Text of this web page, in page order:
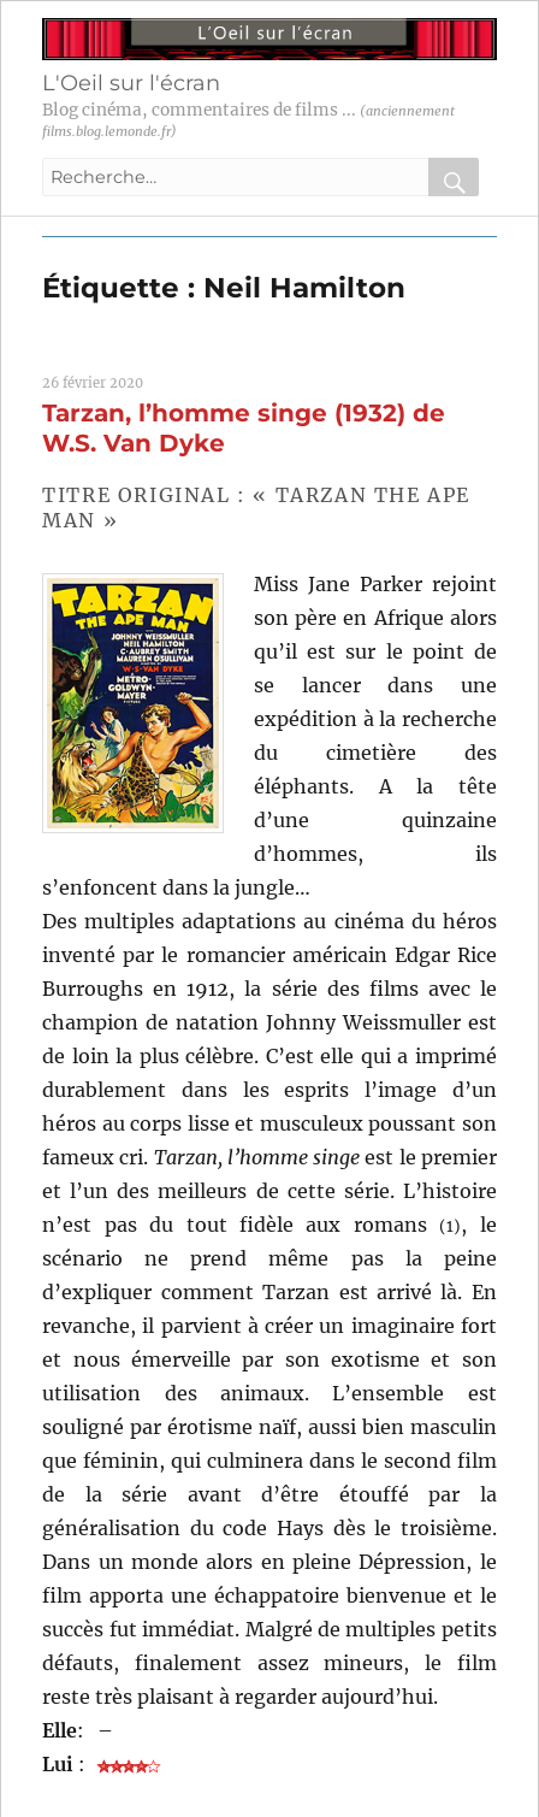
L'Oeil sur l'écran
Blog cinéma, commentaires de films ... (anciennement
films.blog.lemonde.fr)
Recherche
:
OK
Étiquette : Neil Hamilton
26 février 2020
Tarzan, l’homme singe (1932) de
W.S. Van Dyke
TITRE ORIGINAL : « TARZAN THE APE
MAN »
Miss Jane Parker rejoint
son père en Afrique alors
qu’il est sur le point de
se lancer dans une
expédition à la recherche
du cimetière des
éléphants. A la tête
d’une quinzaine
d’hommes, ils
s’enfoncent dans la jungle…
Des multiples adaptations au cinéma du héros
inventé par le romancier américain Edgar Rice
Burroughs en 1912, la série des films avec le
champion de natation Johnny Weissmuller est
de loin la plus célèbre. C’est elle qui a imprimé
durablement dans les esprits l’image d’un
héros au corps lisse et musculeux poussant son
fameux cri. Tarzan, l’homme singe est le premier
et l’un des meilleurs de cette série. L’histoire
n’est pas du tout fidèle aux romans(1), le
scénario ne prend même pas la peine
d’expliquer comment Tarzan est arrivé là. En
revanche, il parvient à créer un imaginaire fort
et nous émerveille par son exotisme et son
utilisation des animaux. L’ensemble est
souligné par érotisme naïf, aussi bien masculin
que féminin, qui culminera dans le second film
de la série avant d’être étouffé par la
généralisation du code Hays dès le troisième.
Dans un monde alors en pleine Dépression, le
film apporta une échappatoire bienvenue et le
succès fut immédiat. Malgré de multiples petits
défauts, finalement assez mineurs, le film
reste très plaisant à regarder aujourd’hui.
Elle:
–
Lui :